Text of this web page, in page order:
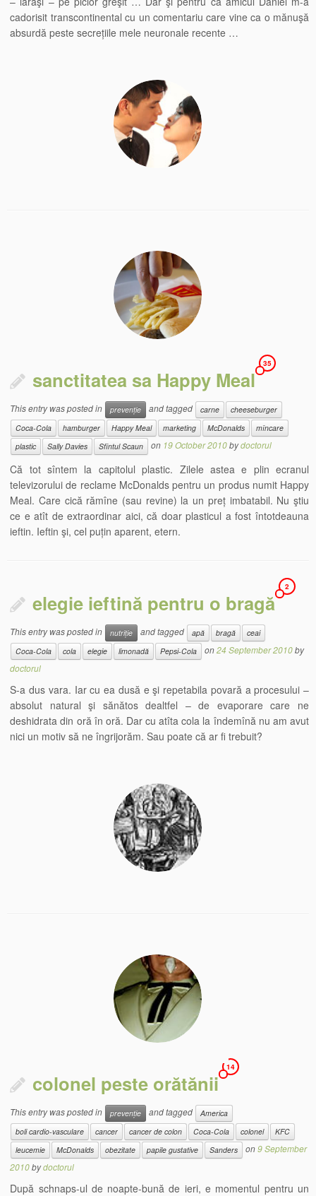
cadorisit transcontinental cu un comentariu care vine ca o mănuşă
absurdă peste secrețiile mele neuronale recente …
sanctitatea sa Happy Meal
35
This entry was posted in prevenție and tagged carne
cheeseburger
Coca-Cola
hamburger Happy Meal marketing McDonalds
mîncare
plastic
Sally Davies Sfîntul Scaun on 19 October 2010bydoctorul
Că tot sîntem la capitolul plastic. Zilele astea e plin ecranul
televizorului de reclame McDonalds pentru un produs numit Happy
Meal. Care cică rămîne (sau revine) la un preț imbatabil. Nu ştiu
ce e atît de extraordinar aici, că doar plasticul a fost întotdeauna
ieftin. Ieftin şi, cel puțin aparent, etern.
elegie ieftină pentru o bragă
2
This entry was posted in nutriție and tagged apă bragă
ceai
Coca-Cola
cola elegie limonadă Pepsi-Cola on24 September 2010by
doctorul
S-a dus vara. Iar cu ea dusă e şi repetabila povară a procesului –
absolut natural şi sănătos dealtfel – de evaporare care ne
deshidrata din oră în oră. Dar cu atîta cola la îndemînă nu am avut
nici un motiv să ne îngrijorăm. Sau poate că ar fi trebuit?
colonel peste orătănii
14
This entry was posted in prevenție and tagged
America
boli cardio-vasculare
cancer cancer de colon Coca-Cola colonel
KFC
leucemie
McDonalds obezitate papile gustative Sanders on9 September
2010bydoctorul
După schnaps-ul de noapte-bună de ieri, e momentul pentru un